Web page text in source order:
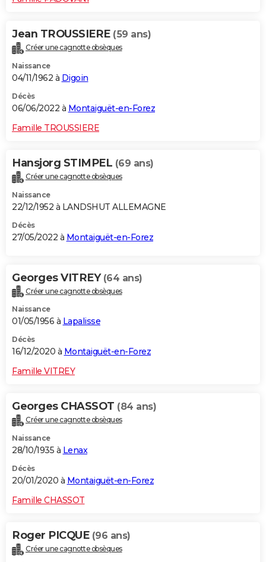
Jean TROUSSIERE (59 ans)
Créer une cagnotte obsèques
Naissance
04/11/1962 à Digoin
Décès
06/06/2022 à Montaiguët-en-Forez
Famille TROUSSIERE
Hansjorg STIMPEL (69 ans)
Créer une cagnotte obsèques
Naissance
22/12/1952 à LANDSHUT ALLEMAGNE
Décès
27/05/2022 à Montaiguët-en-Forez
Georges VITREY (64 ans)
Créer une cagnotte obsèques
Naissance
01/05/1956 à Lapalisse
Décès
16/12/2020 à Montaiguët-en-Forez
Famille VITREY
Georges CHASSOT (84 ans)
Créer une cagnotte obsèques
Naissance
28/10/1935 à Lenax
Décès
20/01/2020 à Montaiguët-en-Forez
Famille CHASSOT
Roger PICQUE (96 ans)
Créer une cagnotte obsèques